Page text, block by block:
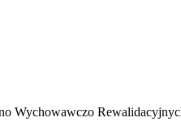
Wychowawczo